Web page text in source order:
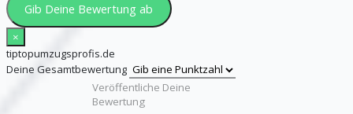
Gib Deine Bewertung ab
×
tiptopumzugsprofis.de
Deine Gesamtbewertung